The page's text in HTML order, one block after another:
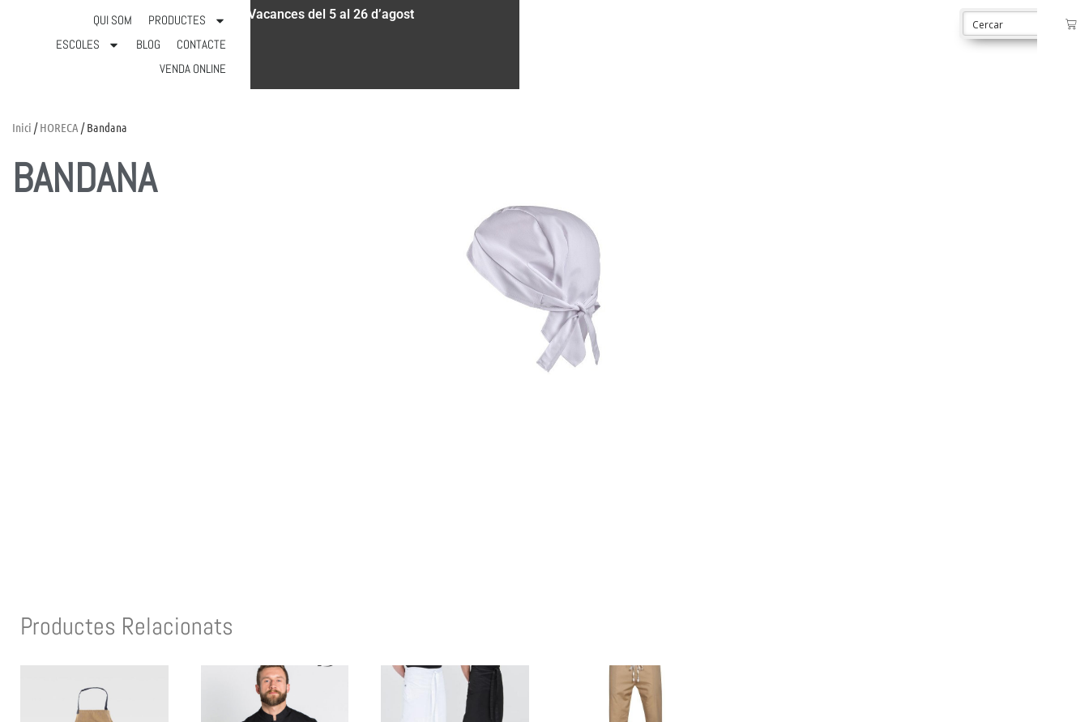
931 18 52 97 info@calicot.cat Vacances del 5 al 26 d’agost
QUI SOM
PRODUCTES
ESCOLES
BLOG
CONTACTE
VENDA ONLINE
Inici /HORECA / Bandana
BANDANA
Productes Relacionats